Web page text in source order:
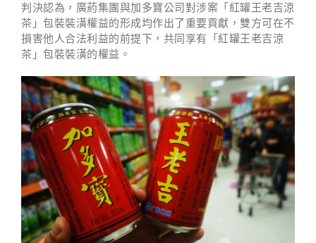
判決認為，廣葯集團與加多寶公司對涉案「紅罐王老吉涼
茶」包裝裝潢權益的形成均作出了重要貢獻，雙方可在不
損害他人合法利益的前提下，共同享有「紅罐王老吉涼
茶」包裝裝潢的權益。